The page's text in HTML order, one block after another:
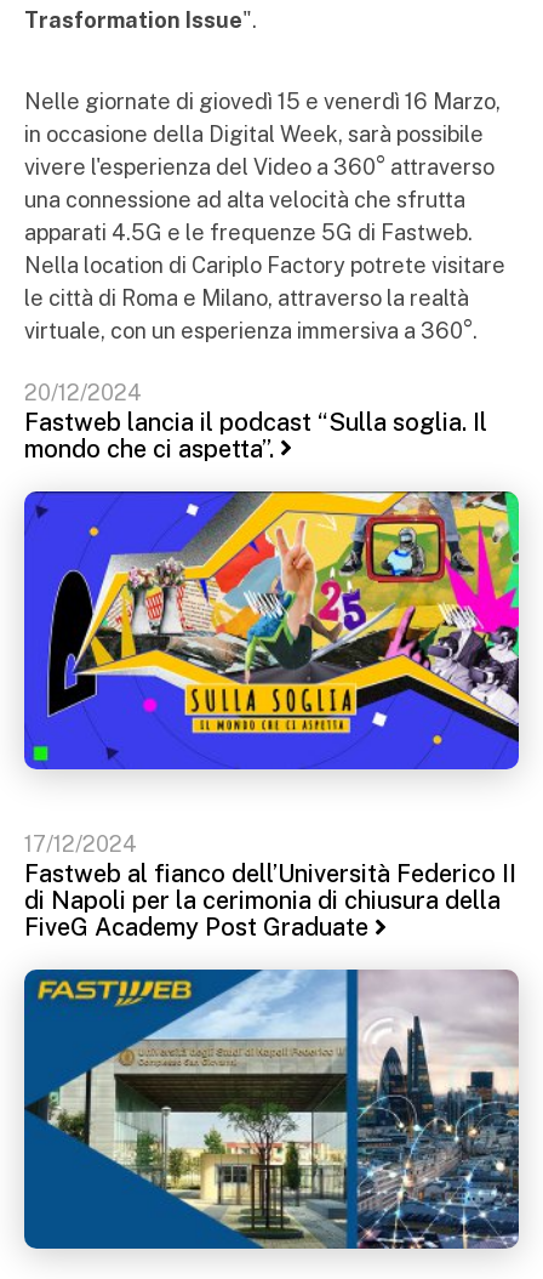
Trasformation Issue".
Nelle giornate di giovedì 15 e venerdì 16 Marzo,
in occasione della Digital Week, sarà possibile
vivere l'esperienza del Video a 360° attraverso
una connessione ad alta velocità che sfrutta
apparati 4.5G e le frequenze 5G di Fastweb.
Nella location di Cariplo Factory potrete visitare
le città di Roma e Milano, attraverso la realtà
virtuale, con un esperienza immersiva a 360°.
20/12/2024
Fastweb lancia il podcast “Sulla soglia. Il
mondo che ci aspetta”.
17/12/2024
Fastweb al fianco dell’Università Federico II
di Napoli per la cerimonia di chiusura della
FiveG Academy Post Graduate